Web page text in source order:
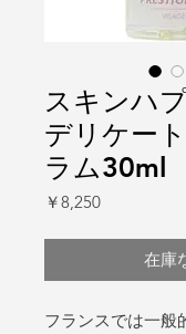
スキンハ
デリケー
ラム30ml
￥8,250価
在庫
フランスでは一般